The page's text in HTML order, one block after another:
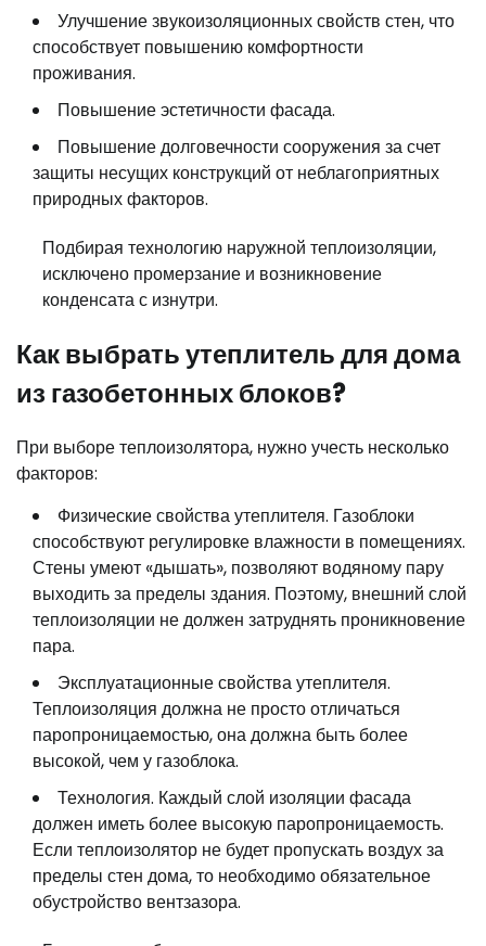
Улучшение звукоизоляционных свойств стен, что
способствует повышению комфортности
проживания.
Повышение эстетичности фасада.
Повышение долговечности сооружения за счет
защиты несущих конструкций от неблагоприятных
природных факторов.
Подбирая технологию наружной теплоизоляции,
исключено промерзание и возникновение
конденсата с изнутри.
Как выбрать утеплитель для дома
из газобетонных блоков?
При выборе теплоизолятора, нужно учесть несколько
факторов:
Физические свойства утеплителя. Газоблоки
способствуют регулировке влажности в помещениях.
Стены умеют «дышать», позволяют водяному пару
выходить за пределы здания. Поэтому, внешний слой
теплоизоляции не должен затруднять проникновение
пара.
Эксплуатационные свойства утеплителя.
Теплоизоляция должна не просто отличаться
паропроницаемостью, она должна быть более
высокой, чем у газоблока.
Технология. Каждый слой изоляции фасада
должен иметь более высокую паропроницаемость.
Если теплоизолятор не будет пропускать воздух за
пределы стен дома, то необходимо обязательное
обустройство вентзазора.